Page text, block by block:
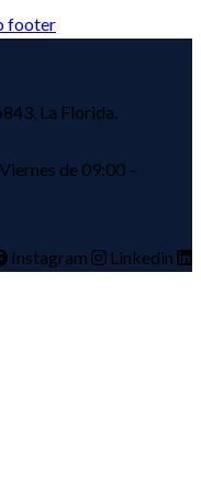
footer
La Florida.
de 09:00 –
Instagram Linkedin